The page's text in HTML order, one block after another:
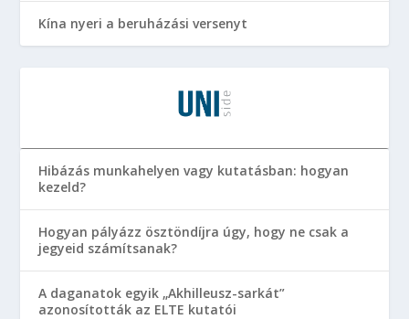
Kína nyeri a beruházási versenyt
Hibázás munkahelyen vagy kutatásban: hogyan
kezeld?
Hogyan pályázz ösztöndíjra úgy, hogy ne csak a
jegyeid számítsanak?
A daganatok egyik „Akhilleusz-sarkát”
azonosították az ELTE kutatói